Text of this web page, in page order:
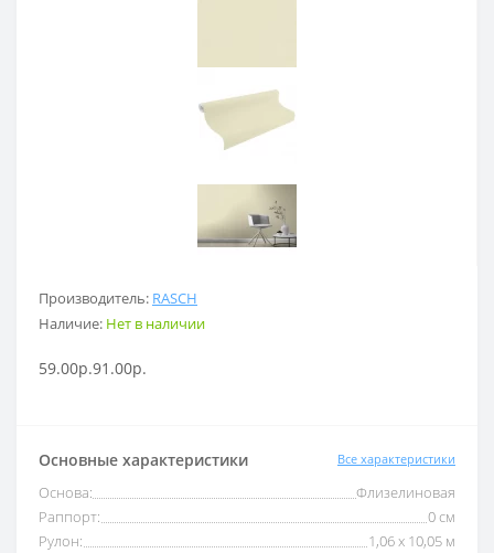
Производитель: RASCH
Наличие: Нет в наличии
59.00р.91.00р.
Основные характеристики Все характеристики
Основа:
Флизелиновая
Раппорт:
0 см
Рулон:
1,06 x 10,05 м